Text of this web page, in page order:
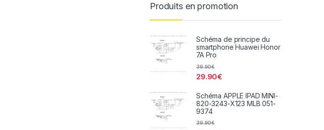
Produits en promotion
Schéma de principe du
smartphone Huawei Honor
7A Pro
29.90€
39.90€
Schéma APPLE IPAD MINI-
820-3243-X123 MLB 051-
9374
39.90€